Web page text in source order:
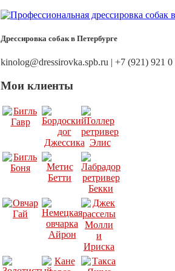
Дрессировка собак в Петербурге
kinolog@dressirovka.spb.ru | +7 (921) 921 0
Мои клиенты